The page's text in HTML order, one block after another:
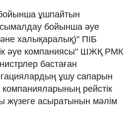
ұшпайтын
бойынша әуе
халықаралық)" ПІБ
әуе компаниясы" ШЖҚ РМК
бастаған
ұшу сапарын
рейстік
жүзеге асыратынын мәлім